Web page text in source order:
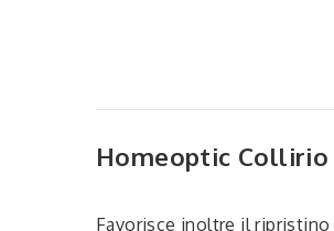
Homeoptic Collirio
Favorisce inoltre il